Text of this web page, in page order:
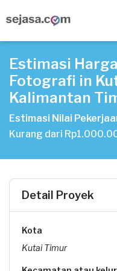
Estimasi
Fotografi in
Kalimantan
Estimasi Nilai
Kurang dari
Detail Proyek
Kota
Kutai Timur